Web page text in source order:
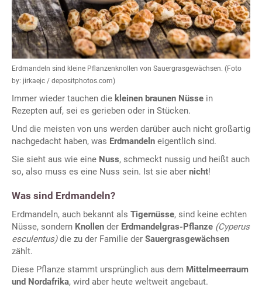
Erdmandeln sind kleine Pflanzenknollen von Sauergrasgewächsen. (Foto
by: jirkaejc / depositphotos.com)
Immer wieder tauchen die kleinen braunen Nüsse in
Rezepten auf, sei es gerieben oder in Stücken.
Und die meisten von uns werden darüber auch nicht großartig
nachgedacht haben, was Erdmandeln eigentlich sind.
Sie sieht aus wie eine Nuss, schmeckt nussig und heißt auch
so, also muss es eine Nuss sein. Ist sie aber nicht!
Was sind Erdmandeln?
Erdmandeln, auch bekannt als Tigernüsse, sind keine echten
Nüsse, sondern Knollen der Erdmandelgras-Pflanze (Cyperus
esculentus)die zu der Familie der Sauergrasgewächsen
zählt.
Diese Pflanze stammt ursprünglich aus dem Mittelmeerraum
und Nordafrika, wird aber heute weltweit angebaut.